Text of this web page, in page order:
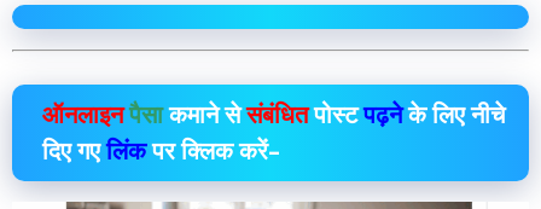
ऑनलाइनपैसाकमाने सेसंबंधितपोस्टपढ़नेके लिए नीचे
दिए गएलिंकपर क्लिक करें–